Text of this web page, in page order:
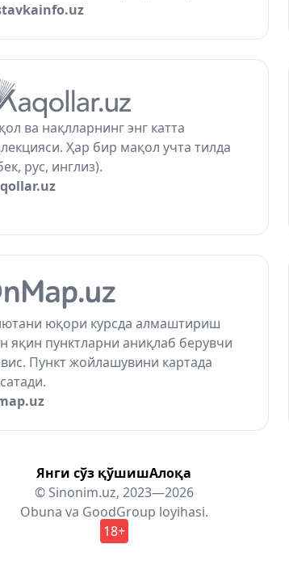
ва нақлларнинг энг катта
Ҳар бир мақол учта тилда
рус, инглиз).
юқори курсда алмаштириш
яқин пунктларни аниқлаб берувчи
Пункт жойлашувини картада
Янги сўз қўшишАлоқа
© Sinonim.uz, 2023—2026
Obuna va GoodGroup loyihasi.
18+